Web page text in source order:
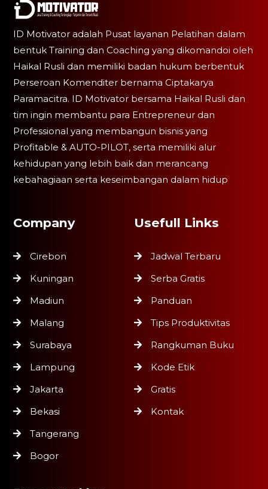
ID Motivator adalah Pusat layanan Pelatihan dalam
bentuk Training dan Coaching yang dikomandoi oleh
Haikal Rusli dan memiliki badan hukum berbentuk
Perseroan Komenditer bernama Ciptakarya
Paramacitra. ID Motivator bersama Haikal Rusli dan
tim ingin membantu para Entrepreneur dan
Professional yang membangun bisnis yang
Profitable & AUTO-PILOT, serta memiliki alur
kehidupan yang lebih baik dan merancang
kebahagiaan serta keseimbangan dalam hidup
Company
Cirebon
Kuningan
Madiun
Malang
Surabaya
Lampung
Jakarta
Bekasi
Tangerang
Bogor
Usefull Links
Jadwal Terbaru
Serba Gratis
Panduan
Tips Produktivitas
Rangkuman Buku
Kode Etik
Gratis
Kontak